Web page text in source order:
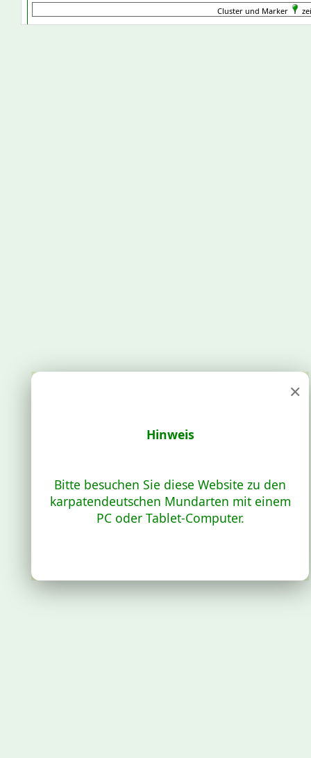
Cluster und Marker
×
Hinweis
Bitte besuchen Sie diese Website zu den
karpatendeutschen Mundarten mit einem
PC oder Tablet-Computer.